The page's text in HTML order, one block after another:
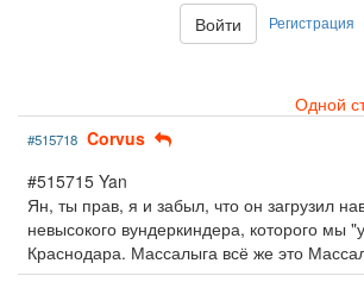
Войти Регистрация
Одной
#515718 Corvus
#515715 Yan
Ян, ты прав, я и забыл, что он загрузил
невысокого вундеркиндера, которого мы
Краснодара. Массалыга всё же это